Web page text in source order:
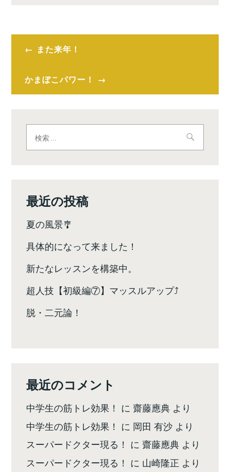
投
ナ
ビ
ゲ
ン
また来年！
かまぼこパワー！
索:
最近の投稿
夏の風景🎐
具体的になって来ました！
新たなレッスンを構築中。
超人技【初級編⑦】マッスルアップ⤴️
脱・二元論！
最近のコメント
中学生の筋トレ効果！ に齋藤應典 より
中学生の筋トレ効果！ に 岡田 有沙 より
スーパードクター現る！ に齋藤應典 より
スーパードクター現る！ に 山崎隆正 より